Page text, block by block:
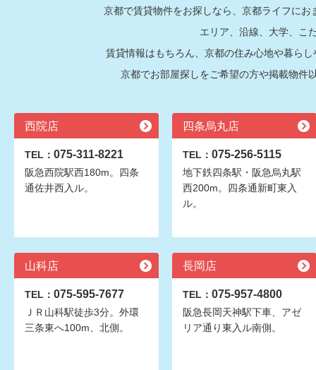
京都で賃貸物件をお探しなら、京都ライフに
エリア、沿線、大学、こ
賃貸情報はもちろん、京都の住み心地や暮ら
京都でお部屋探しをご希望の方や掲載物件
西院店
TEL： 075-311-8221
阪急西院駅西180m。四条
通佐井西入ル。
四条烏丸店
TEL： 075-256-5115
地下鉄四条駅・阪急烏丸駅
西200m。四条通新町東入
ル。
山科店
TEL： 075-595-7677
ＪＲ山科駅徒歩3分。外環
三条東へ100m、北側。
長岡店
TEL： 075-957-4800
阪急長岡天神駅下車、アゼ
リア通り東入ル南側。